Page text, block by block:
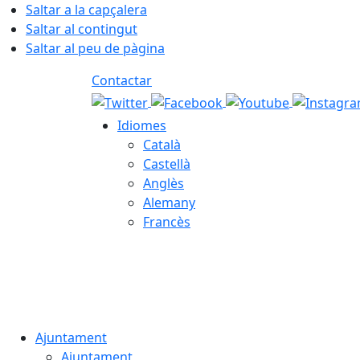
Saltar a la capçalera
Saltar al contingut
Saltar al peu de pàgina
Contactar
Idiomes
Català
Castellà
Anglès
Alemany
Francès
Ajuntament